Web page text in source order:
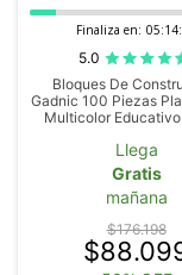
Finaliza en:
5.0
Bloques De
Gadnic 100 Piezas
Multicolor
Llega
Gratis
mañana
$176.198